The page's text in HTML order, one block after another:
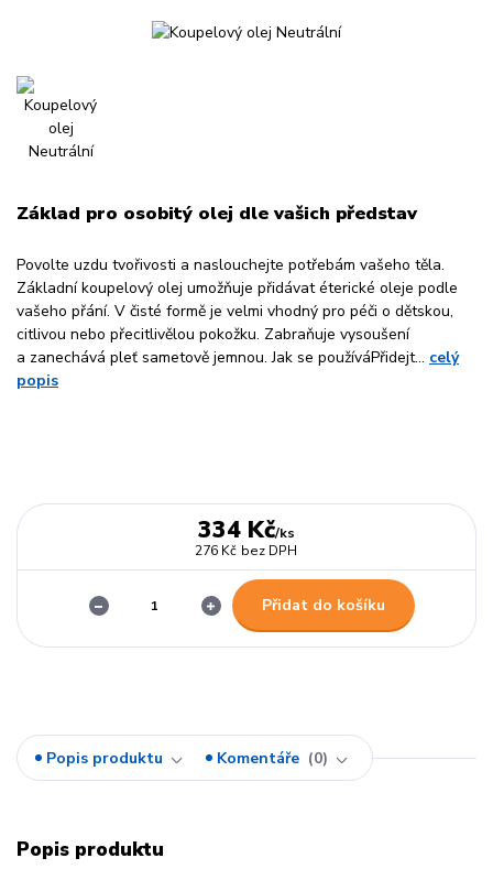
Základ pro osobitý olej dle vašich představ
Povolte uzdu tvořivosti a naslouchejte potřebám vašeho těla.
Základní koupelový olej umožňuje přidávat éterické oleje podle
vašeho přání. V čisté formě je velmi vhodný pro péči o dětskou,
citlivou nebo přecitlivělou pokožku. Zabraňuje vysoušení
a zanechává pleť sametově jemnou. Jak se používáPřidejt... celý
popis
334 Kč/ks
276 Kč bez DPH
Přidat do košíku
Popis produktu Komentáře 0
Popis produktu